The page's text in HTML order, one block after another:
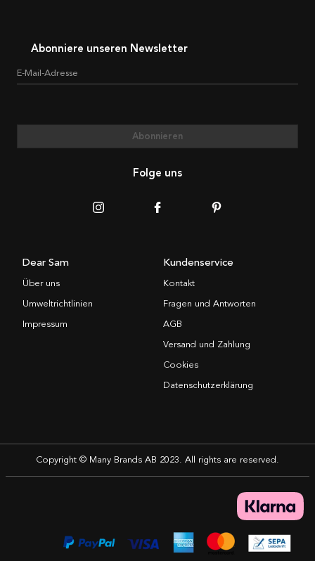
Abonniere unseren Newsletter
E-Mail-Adresse
Abonnieren
Folge uns
Dear Sam
Über uns
Umweltrichtlinien
Impressum
Kundenservice
Kontakt
Fragen und Antworten
AGB
Versand und Zahlung
Cookies
Datenschutzerklärung
Copyright © Many Brands AB 2023. All rights are reserved.